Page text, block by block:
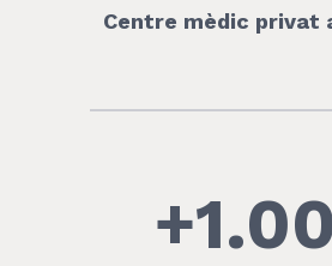
Centre mèdic privat